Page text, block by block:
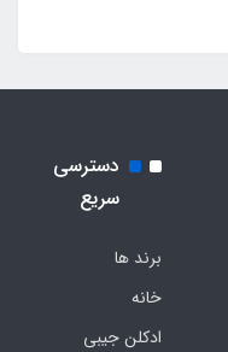
دسترسی
سریع
برند ها
خانه
ادکلن جیبی